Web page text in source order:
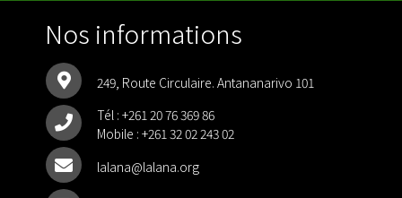
Nos informations
249, Route Circulaire. Antananarivo 101
Tél : +261 20 76 369 86
Mobile : +261 32 02 243 02
lalana@lalana.org